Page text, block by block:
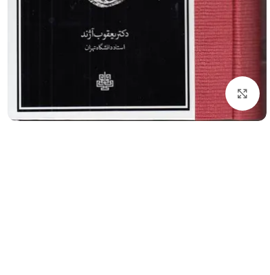
برای بزرگنمایی کلیک کنید